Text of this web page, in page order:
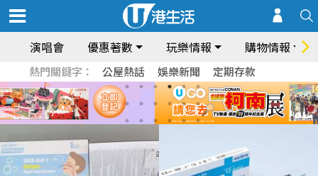
演唱會 優惠著數 玩樂情報 購物情報
熱門關鍵字： 公屋熱話 娛樂新聞 定期存款